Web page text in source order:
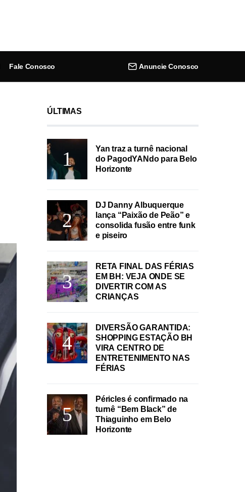
Fale Conosco Anuncie Conosco
ÚLTIMAS
Yan traz a turnê nacional
do PagodYANdo para Belo
Horizonte
DJ Danny Albuquerque
lança “Paixão de Peão” e
consolida fusão entre funk
e piseiro
RETA FINAL DAS FÉRIAS
EM BH: VEJA ONDE SE
DIVERTIR COM AS
CRIANÇAS
DIVERSÃO GARANTIDA:
SHOPPING ESTAÇÃO BH
VIRA CENTRO DE
ENTRETENIMENTO NAS
FÉRIAS
Péricles é confirmado na
turnê “Bem Black” de
Thiaguinho em Belo
Horizonte